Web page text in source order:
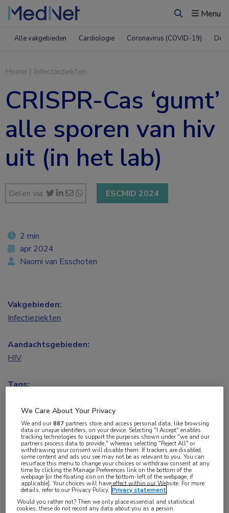
ZoekenMenu
Alle vakgebieden Cardiologie Coronavirus (COVID-19)
Home | Infectieziekten
CRISPR-Cas ‘gumt’
alle sporen van hiv
uit (in het lab)
Delen via: ESCMID 2024
Een mooi staaltje Nederlands onderzoek het
team van dr. Elena Herrera-Carrillo van het
Amsterdam UMC heeft laten zien dat ze in het
laboratorium met CRISPR-Cas-technologie alle
sporen van het hiv-virus kunnen verwijderen uit
geïnfecteerde cellen.
2 min
apr 2024
Naomi van Esschoten
Vakgebieden:
Infectieziekten
Aandachtsgebieden:
HIV
Tags:
We Care About Your Privacy
We and our887 partners store and access personal data, like browsing
data or unique identifiers, on your device. Selecting "I Accept" enables
tracking technologies to support the purposes shown under "we and our
partners process data to provide," whereas selecting "Reject All" or
withdrawing your consent will disable them. If trackers are disabled,
some content and ads you see may not be as relevant to you. You can
resurface this menu to change your choices or withdraw consent at any
time by clicking the Manage Preferences link on the bottom of the
webpage [or the floating icon on the bottom-left of the webpage, if
applicable]. Your choices will have effect within our Website. For more
details, refer to our Privacy Policy. Privacy statement
Would you rather not? Then we only place essential and statistical
cookies, these do not record any data about you as a person